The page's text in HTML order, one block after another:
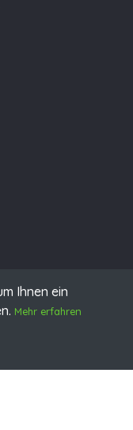
Ihnen ein
Mehr erfahren